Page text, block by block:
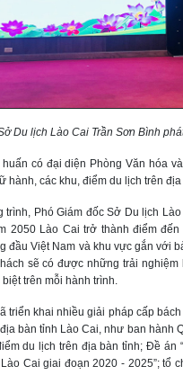
Du lịch Lào Cai Trần Sơn Bình
có đại diện Phòng Văn hóa
hành, các khu, điểm du lịch trên
trình, Phó Giám đốc Sở Du lịch
2050 Lào Cai trở thành điểm
đầu Việt Nam và khu vực gắn với
sẽ có được những trải
trên mỗi hành trình.
triển khai nhiều giải pháp cấp
bàn tỉnh Lào Cai, như ban hành
du lịch trên địa bàn tỉnh; Đề án
Cai giai đoạn 2020 - 2025”; tổ